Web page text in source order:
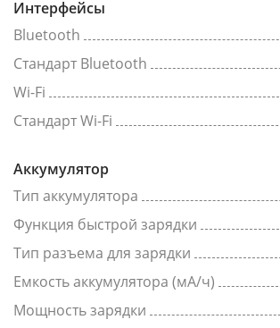
Интерфейсы
Bluetooth
Стандарт Bluetooth
Wi-Fi
Стандарт Wi-Fi
Аккумулятор
Тип аккумулятора
Функция быстрой зарядки
Тип разъема для зарядки
Емкость аккумулятора (мА/ч)
Мощность зарядки